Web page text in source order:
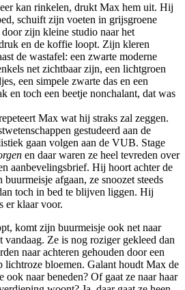
kan rinkelen, drukt Max hem uit. Hij
schuift zijn voeten in grijsgroene
zijn kleine studio naar het
en de koffie loopt. Zijn kleren
de wastafel: een zwarte moderne
net zichtbaar zijn, een lichtgroen
een simpele zwarte das en een
en toch een beetje nonchalant, dat was
Max wat hij straks zal zeggen.
gestudeerd aan de
gaan volgen aan de VUB. Stage
en daar waren ze heel tevreden over
aanbevelingsbrief. Hij hoort achter de
afgaan, ze snoozet steeds
toch in bed te blijven liggen. Hij
er klaar voor.
komt zijn buurmeisje ook net naar
vandaag. Ze is nog roziger gekleed dan
naar achteren gehouden door een
lichtroze bloemen. Galant houdt Max de
naar beneden? Of gaat ze naar haar